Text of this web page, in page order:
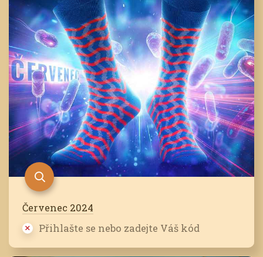
Červenec 2024
Přihlašte se nebo zadejte Váš kód